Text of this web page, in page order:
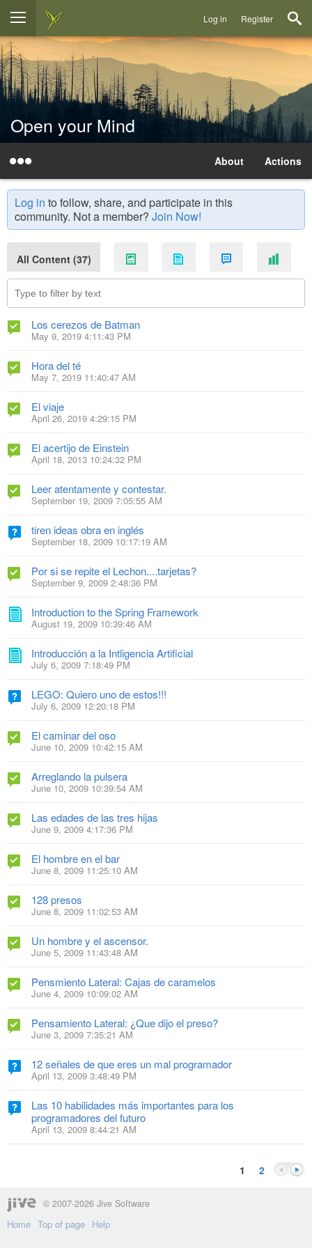
Log in Register
Open your Mind
Actions
About
Log in to follow, share, and participate in this
community. Not a member? Join Now!
All Content (37)
Los cerezos de Batman
May 9, 2019 4:11:43 PM
Hora del té
May 7, 2019 11:40:47 AM
El viaje
April 26, 2019 4:29:15 PM
El acertijo de Einstein
April 18, 2013 10:24:32 PM
Leer atentamente y contestar.
September 19, 2009 7:05:55 AM
tiren ideas obra en inglés
September 18, 2009 10:17:19 AM
Por si se repite el Lechon....tarjetas?
September 9, 2009 2:48:36 PM
Introduction to the Spring Framework
August 19, 2009 10:39:46 AM
Introducción a la Intligencia Artificial
July 6, 2009 7:18:49 PM
LEGO: Quiero uno de estos!!!
July 6, 2009 12:20:18 PM
El caminar del oso
June 10, 2009 10:42:15 AM
Arreglando la pulsera
June 10, 2009 10:39:54 AM
Las edades de las tres hijas
June 9, 2009 4:17:36 PM
El hombre en el bar
June 8, 2009 11:25:10 AM
128 presos
June 8, 2009 11:02:53 AM
Un hombre y el ascensor.
June 5, 2009 11:43:48 AM
Pensmiento Lateral: Cajas de caramelos
June 4, 2009 10:09:02 AM
Pensamiento Lateral: ¿Que dijo el preso?
June 3, 2009 7:35:21 AM
12 señales de que eres un mal programador
April 13, 2009 3:48:49 PM
Las 10 habilidades más importantes para los
programadores del futuro
April 13, 2009 8:44:21 AM
1 2
© 2007-2026 Jive Software
Home Top of page Help